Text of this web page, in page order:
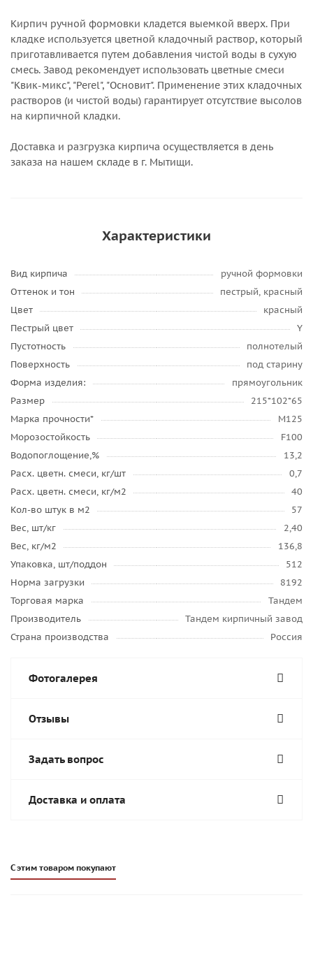
Кирпич ручной формовки кладется выемкой вверх. При
кладке используется цветной кладочный раствор, который
приготавливается путем добавления чистой воды в сухую
смесь. Завод рекомендует использовать цветные смеси
"Квик-микс", "Perel", "Основит". Применение этих кладочных
растворов (и чистой воды) гарантирует отсутствие высолов
на кирпичной кладки.
Доставка и разгрузка кирпича осуществляется в день
заказа на нашем складе в г. Мытищи.
Характеристики
Вид кирпича
ручной формовки
Оттенок и тон
пестрый, красный
Цвет
красный
Пестрый цвет
Y
Пустотность
полнотелый
Поверхность
под старину
Форма изделия:
прямоугольник
Размер
215*102*65
Марка прочности*
М125
Морозостойкость
F100
Водопоглощение,%
13,2
Расх. цветн. смеси, кг/шт
0,7
Расх. цветн. смеси, кг/м2
40
Кол-во штук в м2
57
Вес, шт/кг
2,40
Вес, кг/м2
136,8
Упаковка, шт/поддон
512
Норма загрузки
8192
Торговая марка
Тандем
Производитель
Тандем кирпичный завод
Страна производства
Россия
Фотогалерея
Отзывы
Задать вопрос
Доставка и оплата
С этим товаром покупают